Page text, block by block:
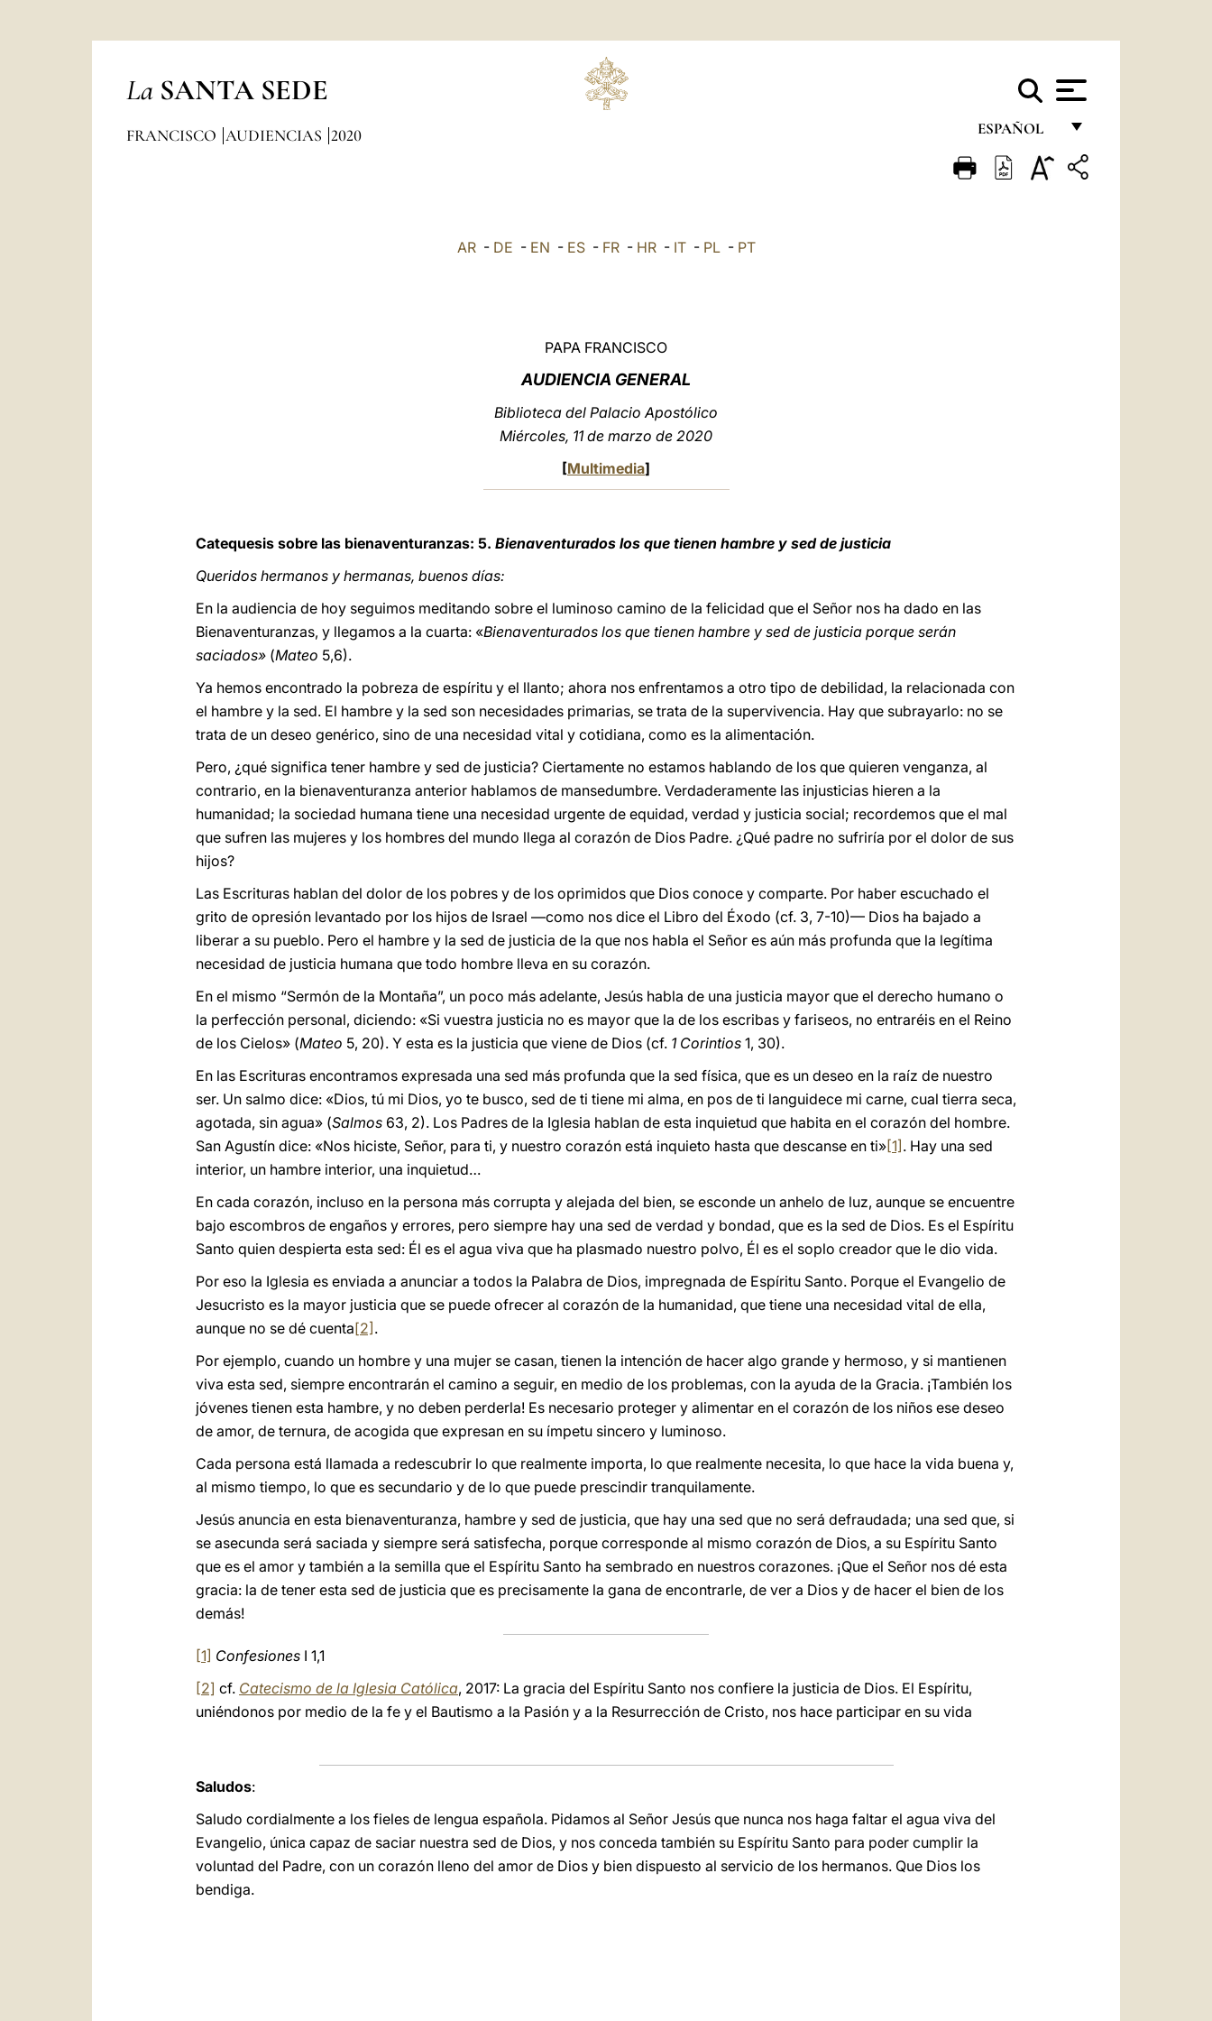
La SANTA SEDE
ESPAÑOL
FRANÇAIS
FRANCISCO AUDIENCIAS 2020
AR- DE - EN - ES- FR- HR- IT- PL- PT
PAPA FRANCISCO
AUDIENCIA GENERAL
Biblioteca del Palacio Apostólico
Miércoles, 11 de marzo de 2020
[Multimedia]
Catequesis sobre las bienaventuranzas: 5. Bienaventurados los que tienen hambre y sed de justicia
Queridos hermanos y hermanas, buenos días:
En la audiencia de hoy seguimos meditando sobre el luminoso camino de la felicidad que el Señor nos ha dado en las
Bienaventuranzas, y llegamos a la cuarta: «Bienaventurados los que tienen hambre y sed de justicia porque serán
saciados» (Mateo 5,6).
Ya hemos encontrado la pobreza de espíritu y el llanto; ahora nos enfrentamos a otro tipo de debilidad, la relacionada con
el hambre y la sed. El hambre y la sed son necesidades primarias, se trata de la supervivencia. Hay que subrayarlo: no se
trata de un deseo genérico, sino de una necesidad vital y cotidiana, como es la alimentación.
Pero, ¿qué significa tener hambre y sed de justicia? Ciertamente no estamos hablando de los que quieren venganza, al
contrario, en la bienaventuranza anterior hablamos de mansedumbre. Verdaderamente las injusticias hieren a la
humanidad; la sociedad humana tiene una necesidad urgente de equidad, verdad y justicia social; recordemos que el mal
que sufren las mujeres y los hombres del mundo llega al corazón de Dios Padre. ¿Qué padre no sufriría por el dolor de sus
hijos?
Las Escrituras hablan del dolor de los pobres y de los oprimidos que Dios conoce y comparte. Por haber escuchado el
grito de opresión levantado por los hijos de Israel —como nos dice el Libro del Éxodo (cf. 3, 7-10)— Dios ha bajado a
liberar a su pueblo. Pero el hambre y la sed de justicia de la que nos habla el Señor es aún más profunda que la legítima
necesidad de justicia humana que todo hombre lleva en su corazón.
En el mismo “Sermón de la Montaña”, un poco más adelante, Jesús habla de una justicia mayor que el derecho humano o
la perfección personal, diciendo: «Si vuestra justicia no es mayor que la de los escribas y fariseos, no entraréis en el Reino
de los Cielos» (Mateo 5, 20). Y esta es la justicia que viene de Dios (cf. 1 Corintios 1, 30).
En las Escrituras encontramos expresada una sed más profunda que la sed física, que es un deseo en la raíz de nuestro
ser. Un salmo dice: «Dios, tú mi Dios, yo te busco, sed de ti tiene mi alma, en pos de ti languidece mi carne, cual tierra seca,
agotada, sin agua» (Salmos 63, 2). Los Padres de la Iglesia hablan de esta inquietud que habita en el corazón del hombre.
San Agustín dice: «Nos hiciste, Señor, para ti, y nuestro corazón está inquieto hasta que descanse en ti»[1] . Hay una sed
interior, un hambre interior, una inquietud…
En cada corazón, incluso en la persona más corrupta y alejada del bien, se esconde un anhelo de luz, aunque se encuentre
bajo escombros de engaños y errores, pero siempre hay una sed de verdad y bondad, que es la sed de Dios. Es el Espíritu
Santo quien despierta esta sed: Él es el agua viva que ha plasmado nuestro polvo, Él es el soplo creador que le dio vida.
Por eso la Iglesia es enviada a anunciar a todos la Palabra de Dios, impregnada de Espíritu Santo. Porque el Evangelio de
Jesucristo es la mayor justicia que se puede ofrecer al corazón de la humanidad, que tiene una necesidad vital de ella,
aunque no se dé cuenta[2] .
Por ejemplo, cuando un hombre y una mujer se casan, tienen la intención de hacer algo grande y hermoso, y si mantienen
viva esta sed, siempre encontrarán el camino a seguir, en medio de los problemas, con la ayuda de la Gracia. ¡También los
jóvenes tienen esta hambre, y no deben perderla! Es necesario proteger y alimentar en el corazón de los niños ese deseo
de amor, de ternura, de acogida que expresan en su ímpetu sincero y luminoso.
Cada persona está llamada a redescubrir lo que realmente importa, lo que realmente necesita, lo que hace la vida buena y,
al mismo tiempo, lo que es secundario y de lo que puede prescindir tranquilamente.
Jesús anuncia en esta bienaventuranza, hambre y sed de justicia, que hay una sed que no será defraudada; una sed que, si
se asecunda será saciada y siempre será satisfecha, porque corresponde al mismo corazón de Dios, a su Espíritu Santo
que es el amor y también a la semilla que el Espíritu Santo ha sembrado en nuestros corazones. ¡Que el Señor nos dé esta
gracia: la de tener esta sed de justicia que es precisamente la gana de encontrarle, de ver a Dios y de hacer el bien de los
demás!
[1] Confesiones I 1,1
[2] cf. Catecismo de la Iglesia Católica, 2017: La gracia del Espíritu Santo nos confiere la justicia de Dios. El Espíritu,
uniéndonos por medio de la fe y el Bautismo a la Pasión y a la Resurrección de Cristo, nos hace participar en su vida
Saludos:
Saludo cordialmente a los fieles de lengua española. Pidamos al Señor Jesús que nunca nos haga faltar el agua viva del
Evangelio, única capaz de saciar nuestra sed de Dios, y nos conceda también su Espíritu Santo para poder cumplir la
voluntad del Padre, con un corazón lleno del amor de Dios y bien dispuesto al servicio de los hermanos. Que Dios los
bendiga.